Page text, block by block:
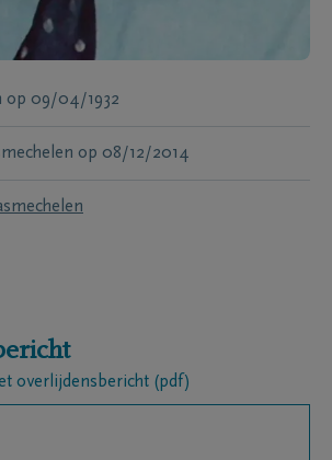
op 09/04/1932
op 08/12/2014
overlijdensbericht (pdf)